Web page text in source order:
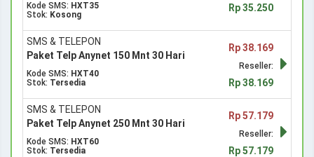
Kode SMS: HXT35
Stok: Kosong
Rp 35.250
SMS & TELEPON
Paket Telp Anynet 150 Mnt 30 Hari
Kode SMS: HXT40
Stok: Tersedia
Rp 38.169
Reseller:
Rp 38.169
SMS & TELEPON
Paket Telp Anynet 250 Mnt 30 Hari
Kode SMS: HXT60
Stok: Tersedia
Rp 57.179
Reseller:
Rp 57.179